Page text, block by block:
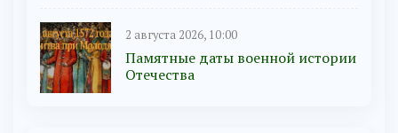
2 августа 2026, 10:00
Памятные даты военной истории
Отечества